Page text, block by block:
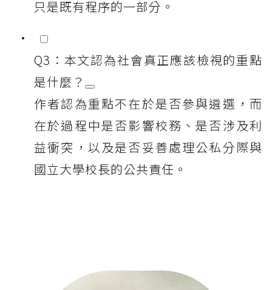
只是既有程序的一部分。
Q3：本文認為社會真正應該檢視的重點
是什麼？
作者認為重點不在於是否參與遴選，而
在於過程中是否影響校務、是否涉及利
益衝突，以及是否妥善處理公私分際與
國立大學校長的公共責任。